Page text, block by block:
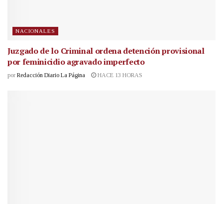
NACIONALES
Juzgado de lo Criminal ordena detención provisional
por feminicidio agravado imperfecto
por Redacción Diario La Página HACE 13 HORAS